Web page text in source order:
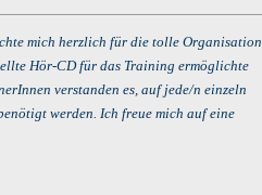
mich herzlich für die tolle Organisation,
Hör-CD für das Training ermöglichte
verstanden es, auf jede/n einzeln
werden. Ich freue mich auf eine